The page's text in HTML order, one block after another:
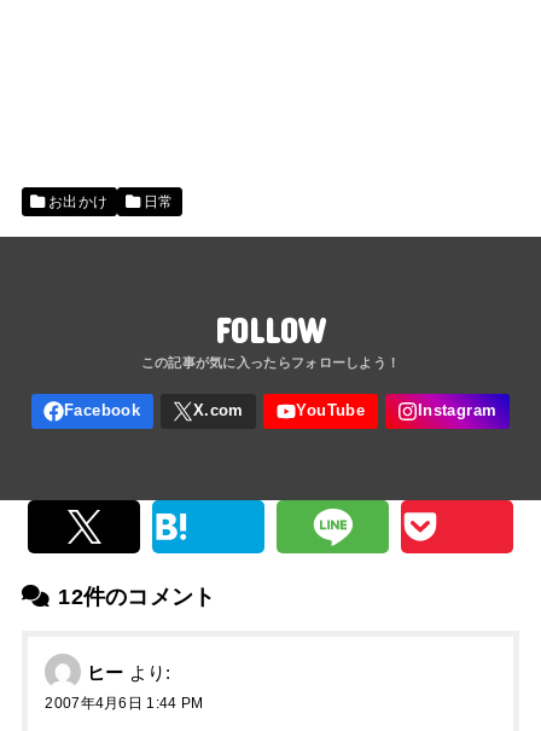
お出かけ 日常
FOLLOW
12件のコメント
ヒー より:
2007年4月6日 1:44 PM